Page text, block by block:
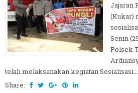
Jajaran
(Kukar)
Senin
Polsek
telah melaksanakan kegiatan Sosialisasi...
Share: